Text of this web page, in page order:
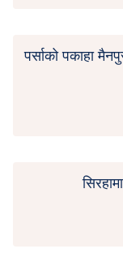
पर्साको पकाहा